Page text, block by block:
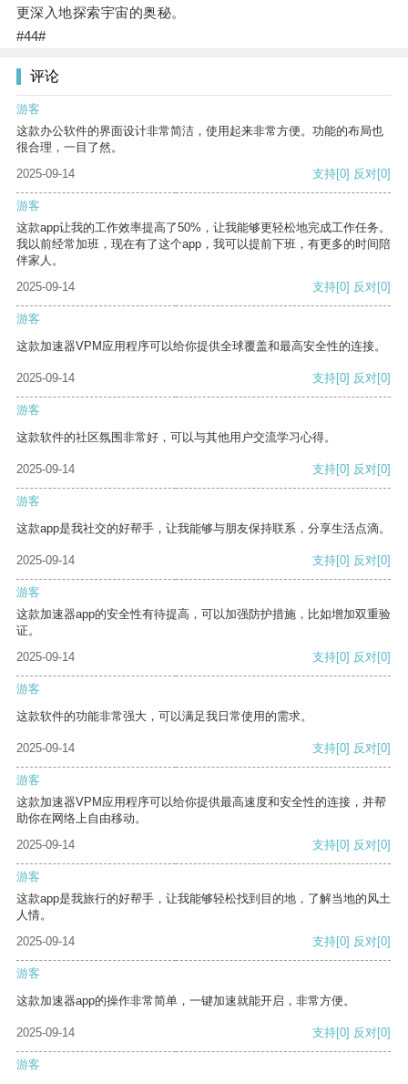
更深入地探索宇宙的奥秘。
#44#
评论
游客
这款办公软件的界面设计非常简洁，使用起来非常方便。功能的布局也
很合理，一目了然。
2025-09-14
支持[0] 反对[0]
游客
这款app让我的工作效率提高了50%，让我能够更轻松地完成工作任务。
我以前经常加班，现在有了这个app，我可以提前下班，有更多的时间陪
伴家人。
2025-09-14
支持[0] 反对[0]
游客
这款加速器VPM应用程序可以给你提供全球覆盖和最高安全性的连接。
2025-09-14 支持[0] 反对[0]
游客
这款软件的社区氛围非常好，可以与其他用户交流学习心得。
2025-09-14 支持[0] 反对[0]
游客
这款app是我社交的好帮手，让我能够与朋友保持联系，分享生活点滴。
2025-09-14 支持[0] 反对[0]
游客
这款加速器app的安全性有待提高，可以加强防护措施，比如增加双重验
证。
2025-09-14
支持[0] 反对[0]
游客
这款软件的功能非常强大，可以满足我日常使用的需求。
2025-09-14 支持[0] 反对[0]
游客
这款加速器VPM应用程序可以给你提供最高速度和安全性的连接，并帮
助你在网络上自由移动。
2025-09-14
支持[0] 反对[0]
游客
这款app是我旅行的好帮手，让我能够轻松找到目的地，了解当地的风土
人情。
2025-09-14
支持[0] 反对[0]
游客
这款加速器app的操作非常简单，一键加速就能开启，非常方便。
2025-09-14 支持[0] 反对[0]
游客